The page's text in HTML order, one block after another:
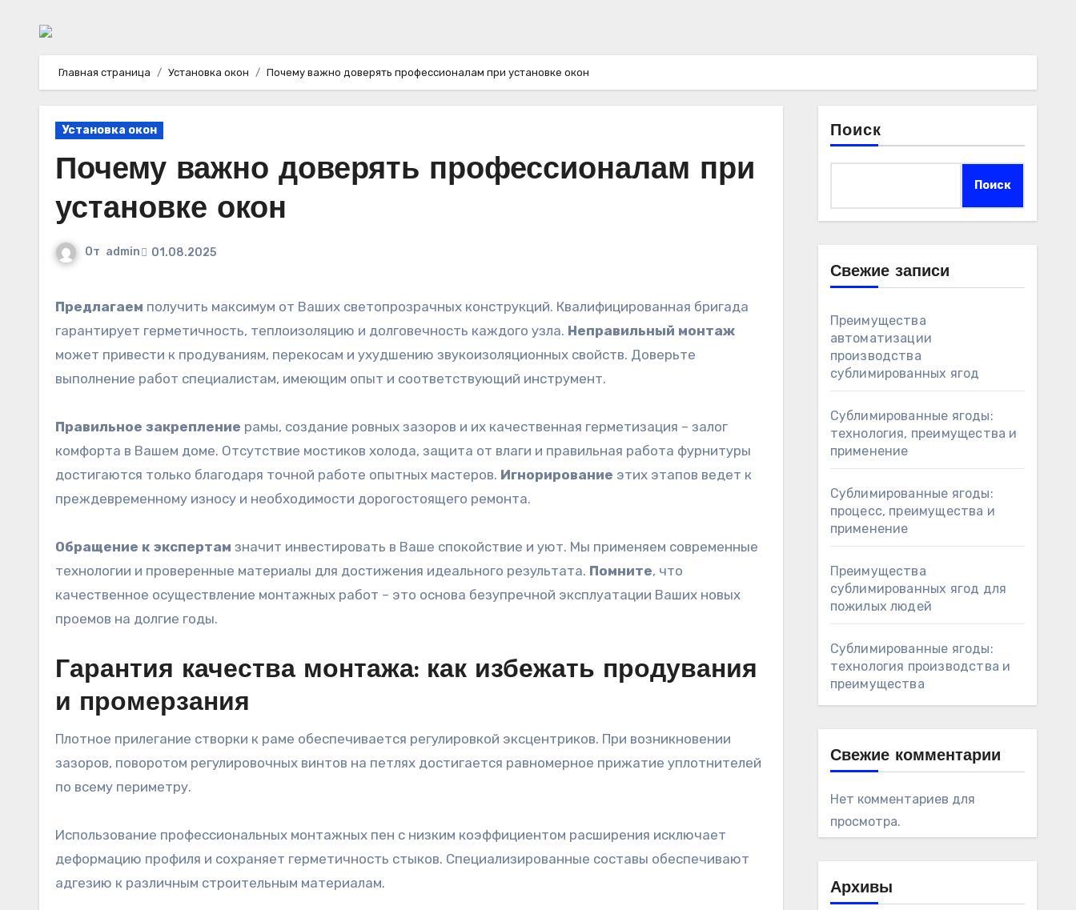
Главная страница Установка окон Почему важно доверять профессионалам при установке окон
Установка окон
Почему важно доверять профессионалам при
установке окон
От admin 01.08.2025
Предлагаем получить максимум от Ваших светопрозрачных конструкций. Квалифицированная бригада
гарантирует герметичность, теплоизоляцию и долговечность каждого узла. Неправильный монтаж
может привести к продуваниям, перекосам и ухудшению звукоизоляционных свойств. Доверьте
выполнение работ специалистам, имеющим опыт и соответствующий инструмент.
Правильное закрепление рамы, создание ровных зазоров и их качественная герметизация – залог
комфорта в Вашем доме. Отсутствие мостиков холода, защита от влаги и правильная работа фурнитуры
достигаются только благодаря точной работе опытных мастеров. Игнорирование этих этапов ведет к
преждевременному износу и необходимости дорогостоящего ремонта.
Обращение к экспертам значит инвестировать в Ваше спокойствие и уют. Мы применяем современные
технологии и проверенные материалы для достижения идеального результата. Помните, что
качественное осуществление монтажных работ – это основа безупречной эксплуатации Ваших новых
проемов на долгие годы.
Гарантия качества монтажа: как избежать продувания
и промерзания
Плотное прилегание створки к раме обеспечивается регулировкой эксцентриков. При возникновении
зазоров, поворотом регулировочных винтов на петлях достигается равномерное прижатие уплотнителей
по всему периметру.
Использование профессиональных монтажных пен с низким коэффициентом расширения исключает
деформацию профиля и сохраняет герметичность стыков. Специализированные составы обеспечивают
адгезию к различным строительным материалам.
Поиск
Поиск
Свежие записи
Преимущества
автоматизации
производства
сублимированных ягод
Сублимированные ягоды:
технология, преимущества и
применение
Сублимированные ягоды:
процесс, преимущества и
применение
Преимущества
сублимированных ягод для
пожилых людей
Сублимированные ягоды:
технология производства и
преимущества
Свежие комментарии
Нет комментариев для
просмотра.
Архивы